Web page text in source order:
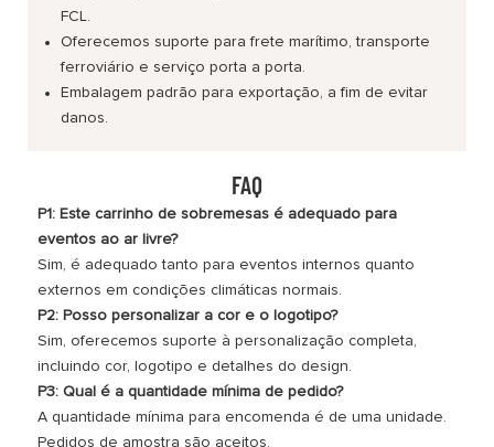
FCL.
Oferecemos suporte para frete marítimo, transporte
ferroviário e serviço porta a porta.
Embalagem padrão para exportação, a fim de evitar
danos.
FAQ
P1: Este carrinho de sobremesas é adequado para
eventos ao ar livre?
Sim, é adequado tanto para eventos internos quanto
externos em condições climáticas normais.
P2: Posso personalizar a cor e o logotipo?
Sim, oferecemos suporte à personalização completa,
incluindo cor, logotipo e detalhes do design.
P3: Qual é a quantidade mínima de pedido?
A quantidade mínima para encomenda é de uma unidade.
Pedidos de amostra são aceitos.